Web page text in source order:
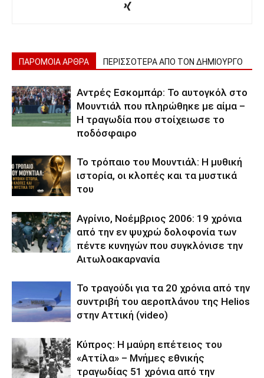
ΠΑΡΟΜΟΙΑ ΑΡΘΡΑ ΠΕΡΙΣΣΟΤΕΡΑ ΑΠΟ ΤΟΝ ΔΗΜΙΟΥΡΓΟ
Αντρές Εσκομπάρ: Το αυτογκόλ στο
Μουντιάλ που πληρώθηκε με αίμα –
Η τραγωδία που στοίχειωσε το
ποδόσφαιρο
Το τρόπαιο του Μουντιάλ: Η μυθική
ιστορία, οι κλοπές και τα μυστικά
του
Αγρίνιο, Νοέμβριος 2006: 19 χρόνια
από την εν ψυχρώ δολοφονία των
πέντε κυνηγών που συγκλόνισε την
Αιτωλοακαρνανία
Το τραγούδι για τα 20 χρόνια από την
συντριβή του αεροπλάνου της Helios
στην Αττική (video)
Κύπρος: Η μαύρη επέτειος του
«Αττίλα» – Μνήμες εθνικής
τραγωδίας 51 χρόνια από την